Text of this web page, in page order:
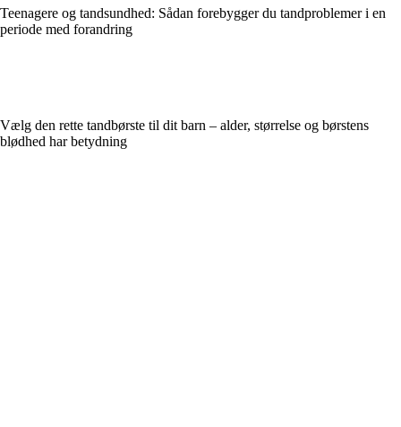
Teenagere og tandsundhed: Sådan forebygger du tandproblemer i en
periode med forandring
Vælg den rette tandbørste til dit barn – alder, størrelse og børstens
blødhed har betydning